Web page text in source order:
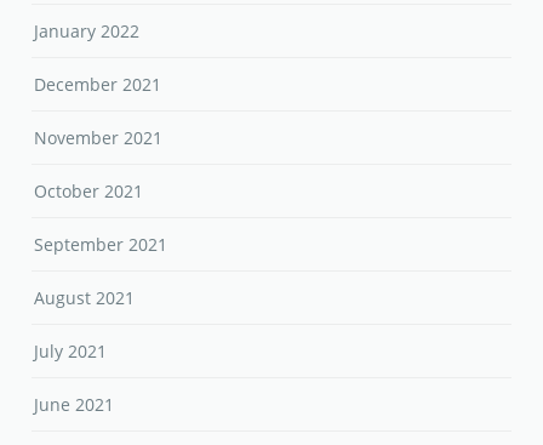
January 2022
December 2021
November 2021
October 2021
September 2021
August 2021
July 2021
June 2021